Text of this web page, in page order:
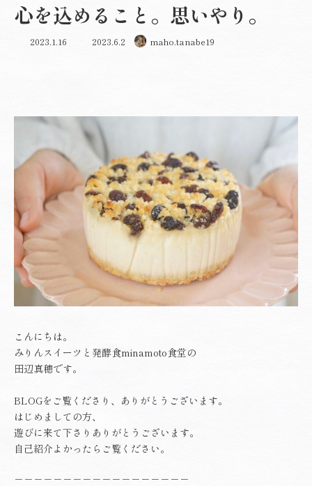
心を込めること。思いやり。
2023.1.16
最
:
2023.6.2 maho.tanabe19
こんにちは。
みりんスイーツと発酵食minamoto食堂の
田辺真穂です。
BLOGをご覧くださり、ありがとうございます。
はじめましての方、
遊びに来て下さりありがとうございます。
自己紹介よかったらご覧ください。
－－－－－－－－－－－－－－－－－－